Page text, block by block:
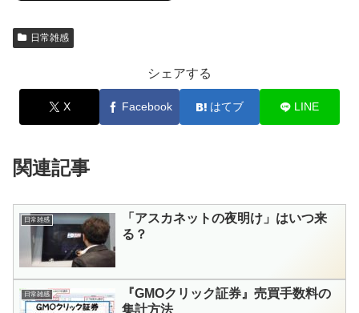
日常雑感
シェアする
X Facebook はてブ LINE
関連記事
日常雑感
「アスカネットの夜明け」はいつ来
る？
日常雑感
『GMOクリック証券』売買手数料の
集計方法